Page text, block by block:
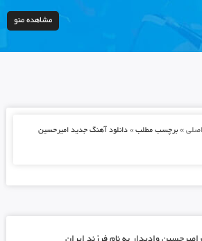
مشاهده منو
» برچسب مطلب » دانلود آهنگ جدید امیرحسین